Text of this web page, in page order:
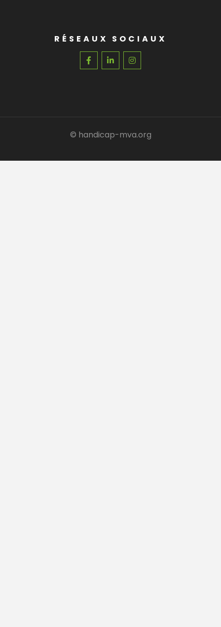
RÉSEAUX SOCIAUX
© handicap-mva.org